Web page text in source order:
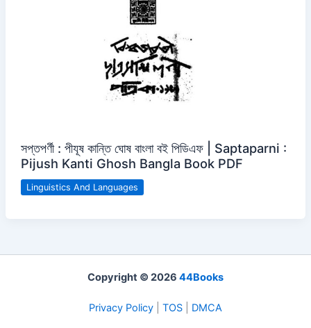
সপ্তপর্ণী : পীযূষ কান্তি ঘোষ বাংলা বই পিডিএফ | Saptaparni :
Pijush Kanti Ghosh Bangla Book PDF
Linguistics And Languages
Copyright © 2026 44Books
Privacy Policy TOS DMCA